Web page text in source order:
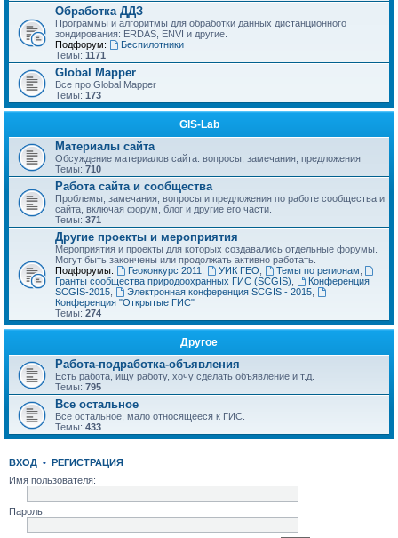
Обработка ДДЗ
Программы и алгоритмы для обработки данных дистанционного
зондирования: ERDAS, ENVI и другие.
Подфорум:
Беспилотники
Темы: 1171
Global Mapper
Все про Global Mapper
Темы: 173
GIS-Lab
Материалы сайта
Обсуждение материалов сайта: вопросы, замечания, предложения
Темы: 710
Работа сайта и сообщества
Проблемы, замечания, вопросы и предложения по работе сообщества и
сайта, включая форум, блог и другие его части.
Темы: 371
Другие проекты и мероприятия
Мероприятия и проекты для которых создавались отдельные форумы.
Могут быть закончены или продолжать активно работать.
Подфорумы:
Геоконкурс 2011 УИК ГЕО Темы по регионам
Гранты сообщества природоохранных ГИС (SCGIS)
Конференция
SCGIS-2015
Электронная конференция SCGIS - 2015,
Конференция "Открытые ГИС"
Темы: 274
Другое
Работа-подработка-объявления
Есть работа, ищу работу, хочу сделать объявление и т.д.
Темы: 795
Все остальное
Все остальное, мало относящееся к ГИС.
Темы: 433
ВХОД • РЕГИСТРАЦИЯ
Имя пользователя:
Пароль: